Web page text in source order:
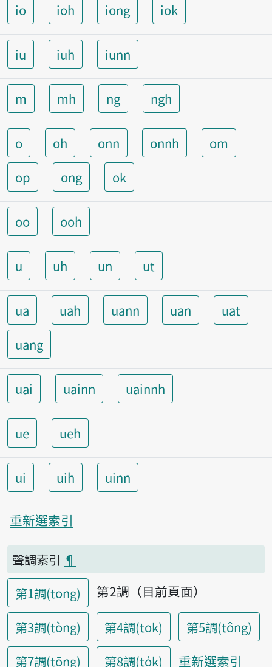
io ioh iong iok
iu iuh iunn
m mh ng ngh
o oh onn onnh
om
op
ong ok
oo ooh
u uh un ut
ua uah uann uan
uat
uang
uai uainn uainnh
ue ueh
ui uih uinn
重新選索引
聲調索引 ¶
第1調(tong)
第2調（目前頁面）
第3調(tòng)
第4調(tok)
第5調(tông)
第7調(tōng)
第8調(to̍k) 重新選索引